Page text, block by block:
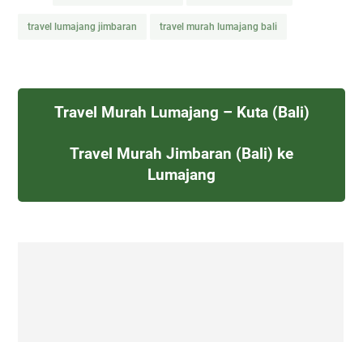
travel lumajang jimbaran travel murah lumajang bali
Travel Murah Lumajang – Kuta (Bali)
Travel Murah Jimbaran (Bali) ke
Lumajang